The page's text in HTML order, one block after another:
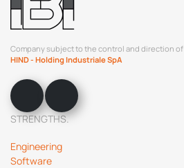
Company subject to the control and direction of
HIND - Holding Industriale SpA
STRENGTHS.
Engineering
Software